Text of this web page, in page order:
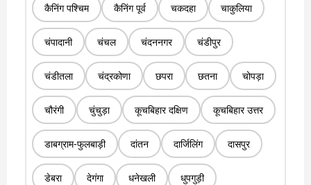
कैनिंग पश्चिम कैनिंग पूर्व चकदहा चाकुलिया
चंपादानी चंचल चंदननगर चंडीपुर
चंडीतला चंद्रकोणा छपरा छतना चोपड़ा
चौरंगी चुंचुड़ा कूचबिहार दक्षिण कूचबिहार उत्तर
डाबग्राम-फुलबाड़ी दांतन दार्जिलिंग दासपुर
डेबरा देगंगा धनेखली धुपगुड़ी